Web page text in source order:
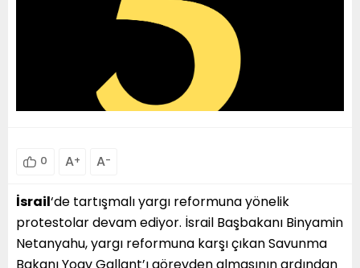
0 A+ A-
İsrail ‘de tartışmalı yargı reformuna yönelik
protestolar devam ediyor. İsrail Başbakanı Binyamin
Netanyahu, yargı reformuna karşı çıkan Savunma
Bakanı Yoav Gallant’ı görevden almasının ardından